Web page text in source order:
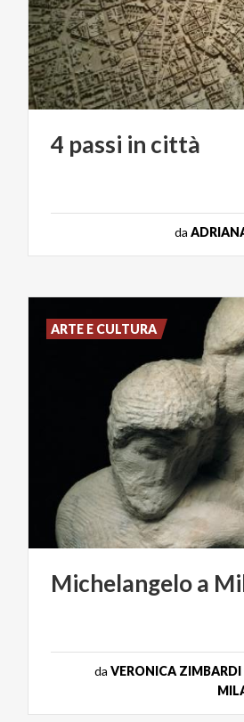
4 passi in città
da
Michelangeloa
da VERONICA
ARTE E CULTURA